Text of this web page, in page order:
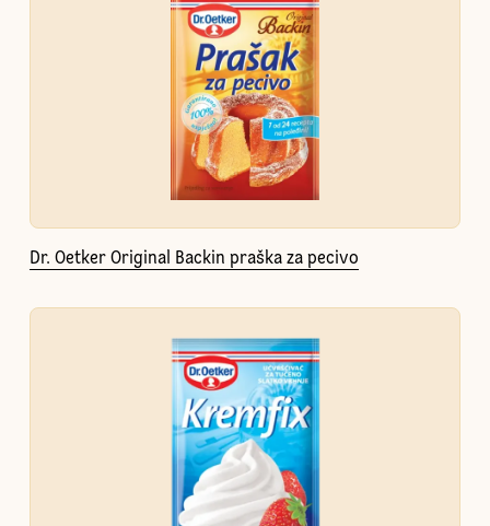
Dr. Oetker Original Backin praška za pecivo